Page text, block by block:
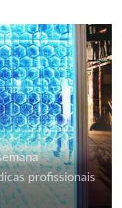
profissionais